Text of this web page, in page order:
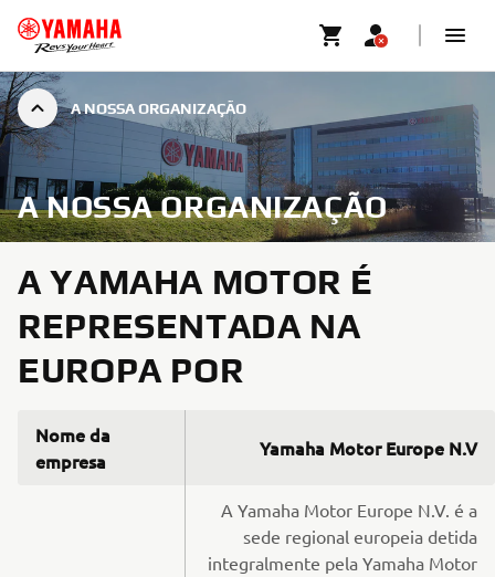
A NOSSA ORGANIZAÇÃO
A NOSSA ORGANIZAÇÃO
A YAMAHA MOTOR É
REPRESENTADA NA
EUROPA POR
Nome da
empresa
Yamaha Motor Europe N.V
A Yamaha Motor Europe N.V. é a
sede regional europeia detida
integralmente pela Yamaha Motor